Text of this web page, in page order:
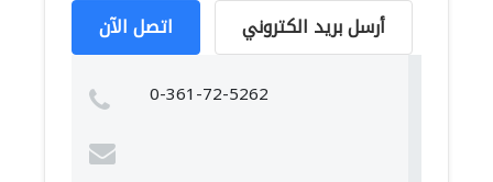
اتصل الآن أرسل بريد الكتروني
0-361-72-5262